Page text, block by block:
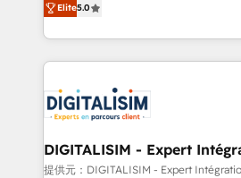
detailed financial rationale with a
TCO. As a trusted extension of your team, we
business up for long-term
business. If not now, when?
Frog is a top, trusted partner in
ecosystem for a reason. Their
decade of experience to the
for driving growth. They are
our customers grow and finding
their unique business needs. We
Blue Frog in the HubSpot
Elite5.0
DIGITALISIM - Expert
提供元：DIGITALISIM - Expert